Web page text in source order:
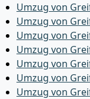
Umzug von
Umzug von
Umzug von
Umzug von
Umzug von
Umzug von
Umzug von